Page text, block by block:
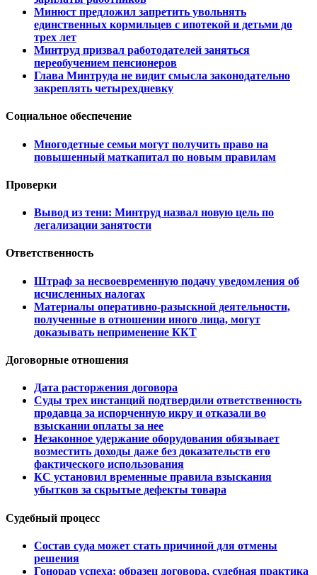
Минюст предложил запретить увольнять
единственных кормильцев с ипотекой и детьми до
трех лет
Минтруд призвал работодателей заняться
переобучением пенсионеров
Глава Минтруда не видит смысла законодательно
закреплять четырехдневку
Социальное обеспечение
Многодетные семьи могут получить право на
повышенный маткапитал по новым правилам
Проверки
Вывод из тени: Минтруд назвал новую цель по
легализации занятости
Ответственность
Штраф за несвоевременную подачу уведомления об
исчисленных налогах
Материалы оперативно-разыскной деятельности,
полученные в отношении иного лица, могут
доказывать неприменение ККТ
Договорные отношения
Дата расторжения договора
Суды трех инстанций подтвердили ответственность
продавца за испорченную икру и отказали во
взыскании оплаты за нее
Незаконное удержание оборудования обязывает
возместить доходы даже без доказательств его
фактического использования
КС установил временные правила взыскания
убытков за скрытые дефекты товара
Судебный процесс
Состав суда может стать причиной для отмены
решения
Гонорар успеха: образец договора, судебная практика